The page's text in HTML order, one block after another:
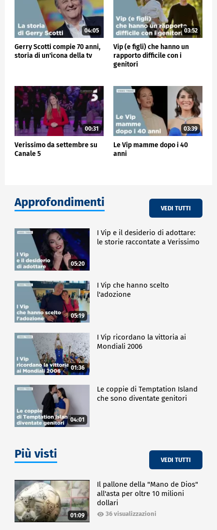
04:05
Gerry Scotti compie 70 anni,
storia di un'icona della tv
03:52
Vip (e figli) che hanno un
rapporto difficile con i
genitori
00:31
Verissimo da settembre su
Canale 5
03:39
Le Vip mamme dopo i 40
anni
Approfondimenti VEDI TUTTI
05:20
I Vip e il desiderio di adottare:
le storie raccontate a Verissimo
05:19
I Vip che hanno scelto
l'adozione
01:36
I Vip ricordano la vittoria ai
Mondiali 2006
04:01
Le coppie di Temptation Island
che sono diventate genitori
Più visti VEDI TUTTI
01:09
Il pallone della "Mano de Dios"
all'asta per oltre 10 milioni
dollari
36 visualizzazioni